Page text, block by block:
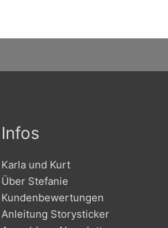
Infos
Karla und Kurt
Über Stefanie
Kundenbewertungen
Anleitung Storysticker